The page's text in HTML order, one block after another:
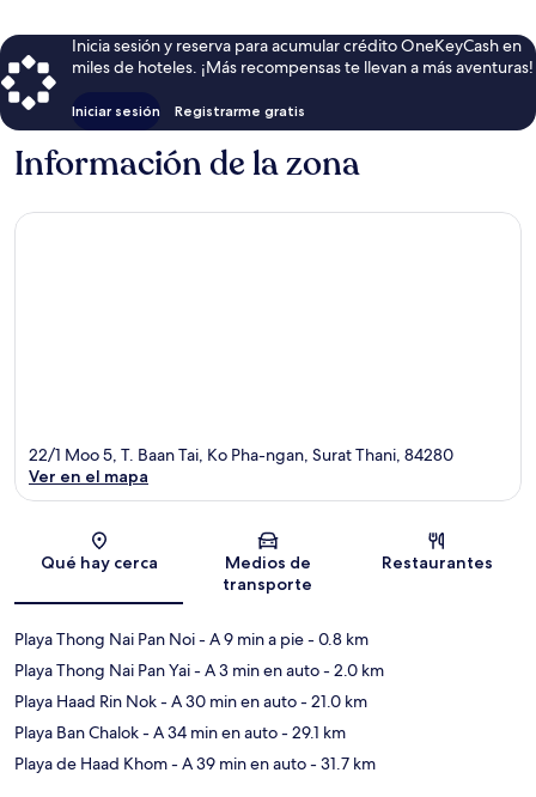
Inicia sesión y reserva para acumular crédito OneKeyCash en
miles de hoteles. ¡Más recompensas te llevan a más aventuras!
Iniciar sesión Registrarme gratis
Información de la zona
Sección del mapa
22/1 Moo 5, T. Baan Tai, Ko Pha-ngan, Surat Thani, 84280
Ver en el mapa
Qué hay cerca
Medios de
transporte
Restaurantes
Playa Thong Nai Pan Noi- A 9 min a pie- 0.8 km
Playa Thong Nai Pan Yai- A 3 min en auto- 2.0 km
Playa Haad Rin Nok- A 30 min en auto- 21.0 km
Playa Ban Chalok- A 34 min en auto- 29.1 km
Playa de Haad Khom- A 39 min en auto- 31.7 km